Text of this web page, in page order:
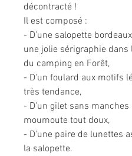
décontracté !
Il est composé :
- D'une salopette
une jolie sérigraphie
du camping en Forêt,
- D'un foulard aux motifs
très tendance,
- D'un gilet sans manches
moumoute tout doux,
- D'une paire de lunettes
la salopette.